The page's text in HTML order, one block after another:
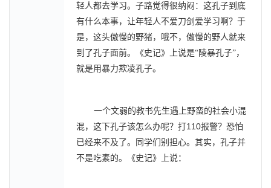
轻人都去学习。子路觉得很纳闷：这孔子到底
有什么本事，让年轻人不爱刀剑爱学习啊？于
是，这头傲慢的野猪，哦不，傲慢的野人就来
到了孔子面前。《史记》上说是“陵暴孔子”，
就是用暴力欺凌孔子。
一个文弱的教书先生遇上野蛮的社会小混
混，这下孔子该怎么办呢？打 110报警？恐怕
已经来不及了。同学们别担心。其实，孔子并
不是吃素的。《史记》上说：